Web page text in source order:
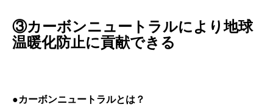
③カーボンニュートラルにより地球
温暖化防止に貢献できる
●カーボンニュートラルとは？